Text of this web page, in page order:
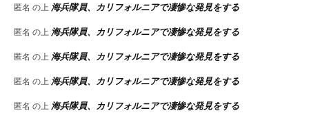
匿名 の上 海兵隊員、カリフォルニアで凄惨な発見をする
匿名 の上 海兵隊員、カリフォルニアで凄惨な発見をする
匿名 の上 海兵隊員、カリフォルニアで凄惨な発見をする
匿名 の上 海兵隊員、カリフォルニアで凄惨な発見をする
匿名 の上 海兵隊員、カリフォルニアで凄惨な発見をする